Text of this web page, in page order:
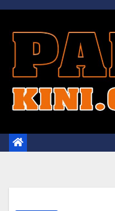
Skip
content